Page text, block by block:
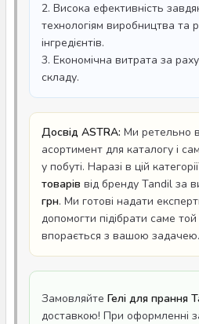
2. Висока ефективність
технологіям виробництва та
інгредієнтів.
3. Економічна витрата за
складу.
Досвід ASTRA: Ми ретельно
асортимент для каталогу і
у побуті. Наразі в цій
товарів від бренду Tandil за
грн. Ми готові надати
допомогти підібрати саме
впорається з вашою задачею.
Замовляйте Гелі для прання
доставкою! При оформленні